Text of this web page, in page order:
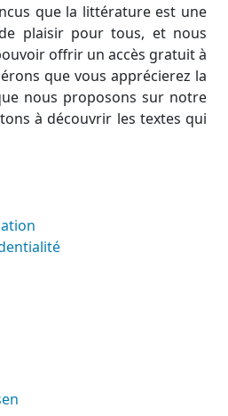
que la littérature est une
plaisir pour tous, et nous
offrir un accès gratuit à
que vous apprécierez la
nous proposons sur notre
à découvrir les textes qui